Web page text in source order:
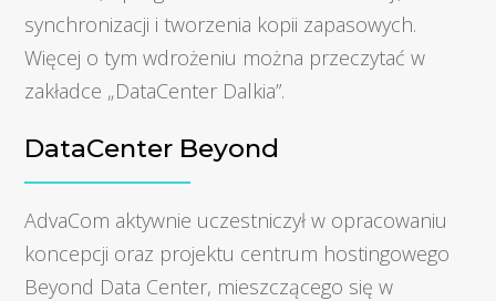
synchronizacji i tworzenia kopii zapasowych.
Więcej o tym wdrożeniu można przeczytać w
zakładce „DataCenter Dalkia”.
DataCenter Beyond
AdvaCom aktywnie uczestniczył w opracowaniu
koncepcji oraz projektu centrum hostingowego
Beyond Data Center, mieszczącego się w